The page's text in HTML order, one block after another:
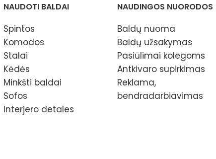
NAUDOTI BALDAI
Spintos
Komodos
Stalai
Kėdės
Minkšti baldai
Sofos
Interjero detales
NAUDINGOS NUORODOS
Baldų nuoma
Baldų užsakymas
Pasiūlimai kolegoms
Antkivaro supirkimas
Reklama,
bendradarbiavimas